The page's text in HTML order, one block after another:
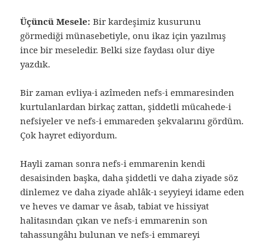
Üçüncü Mesele: Bir kardeşimiz kusurunu
görmediği münasebetiyle, onu ikaz için yazılmış
ince bir meseledir. Belki size faydası olur diye
yazdık.
Bir zaman evliya-i azîmeden nefs-i emmaresinden
kurtulanlardan birkaç zattan, şiddetli mücahede-i
nefsiyeler ve nefs-i emmareden şekvalarını gördüm.
Çok hayret ediyordum.
Hayli zaman sonra nefs-i emmarenin kendi
desaisinden başka, daha şiddetli ve daha ziyade söz
dinlemez ve daha ziyade ahlâk-ı seyyieyi idame eden
ve heves ve damar ve âsab, tabiat ve hissiyat
halitasından çıkan ve nefs-i emmarenin son
tahassungâhı bulunan ve nefs-i emmareyi